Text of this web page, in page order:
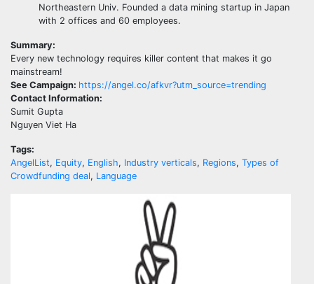
Northeastern Univ. Founded a data mining startup in Japan
with 2 offices and 60 employees.
Summary:
Every new technology requires killer content that makes it go
mainstream!
See Campaign: https://angel.co/afkvr?utm_source=trending
Contact Information:
Sumit Gupta
Nguyen Viet Ha
Tags:
AngelList, Equity, English, Industry verticals, Regions, Types of
Crowdfunding deal, Language